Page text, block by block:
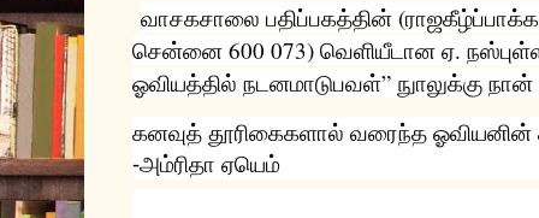
வாசகசாலை பதிப்பகத்தின்
சென்னை 600 073) வெளியீடான ஏ.
ஓவியத்தில் நடனமாடுபவள்” நுாலுக்கு
கனவுத் தூரிகைகளால் வரைந்த
-அம்ரிதா ஏயெம்